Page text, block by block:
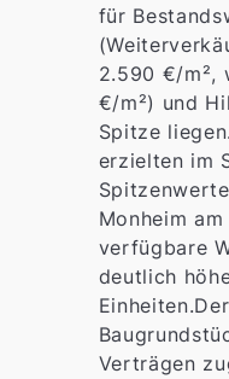
für
2.590 €/m²,
€/m²) und
Spitze
erzielten im
Monheim
verfügbare
deutlich
Verträgen